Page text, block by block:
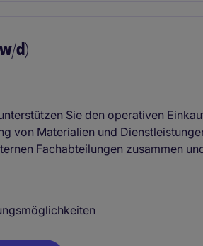
d)
Sie den operativen
von Materialien und
Fachabteilungen zusammen